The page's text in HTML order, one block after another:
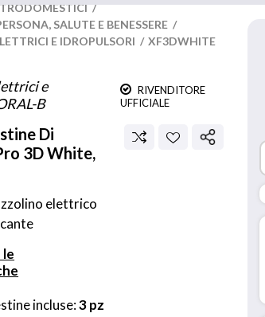
/
SALUTE E BENESSERE /
E IDROPULSORI / XF3DWHITE
e
B
RIVENDITORE
UFFICIALE
Di
3D White,
elettrico
incluse: 3 pz